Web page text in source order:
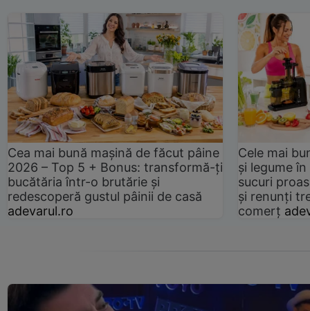
Cea mai bună mașină de făcut pâine
2026 – Top 5 + Bonus: transformă-ți
bucătăria într-o brutărie și
redescoperă gustul pâinii de casă
adevarul.ro
Cele mai
și legume
sucuri
și renunți
comerț